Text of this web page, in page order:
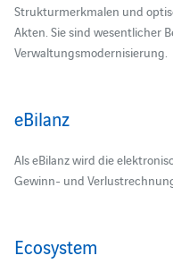
Strukturmerkmalen und
Akten. Sie sind wesentlicher
Verwaltungsmodernisierung.
eBilanz
Als eBilanz wird die
Gewinn- und
Ecosystem